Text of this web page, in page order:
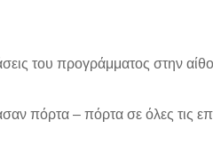
του προγράμματος στην
πόρτα – πόρτα σε όλες τις